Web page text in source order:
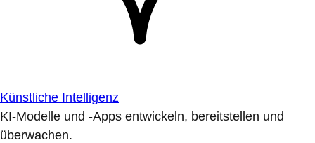
Künstliche Intelligenz
KI-Modelle und -Apps entwickeln, bereitstellen und
überwachen.